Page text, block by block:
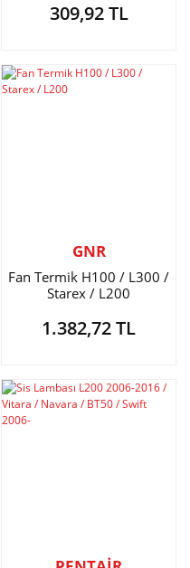
309,92 TL
GNR
Fan Termik H100 / L300 /
Starex / L200
1.382,72 TL